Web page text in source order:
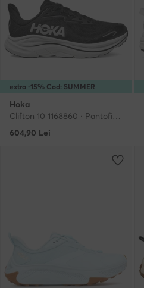
extra -15% Cod: SUMMER
Hoka
604,90 Lei